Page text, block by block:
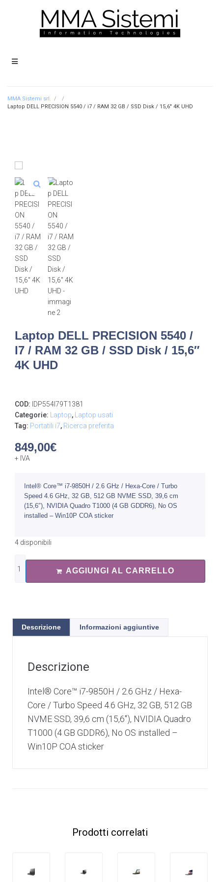
MMA Sistemi srl. /
/
Laptop DELL PRECISION 5540 / i7 / RAM 32 GB / SSD Disk / 15,6″ 4K UHD
Laptop DELL PRECISION 5540 /
I7 / RAM 32 GB / SSD Disk / 15,6″
4K UHD
COD: IDP554I79T1381
Categorie:
Laptop,
Laptop usati
Tag: Portatili i7, Ricerca preferita
849,00€
+ IVA
Intel® Core™ i7-9850H / 2.6 GHz / Hexa-Core / Turbo
Speed 4.6 GHz, 32 GB, 512 GB NVME SSD, 39,6 cm
(15,6″), NVIDIA Quadro T1000 (4 GB GDDR6), No OS
installed – Win10P COA sticker
4 disponibili
AGGIUNGI AL CARRELLO
Descrizione Informazioni aggiuntive
Descrizione
Intel® Core™ i7-9850H / 2.6 GHz / Hexa-
Core / Turbo Speed 4.6 GHz, 32 GB, 512 GB
NVME SSD, 39,6 cm (15,6″), NVIDIA Quadro
T1000 (4 GB GDDR6), No OS installed –
Win10P COA sticker
Prodotti correlati